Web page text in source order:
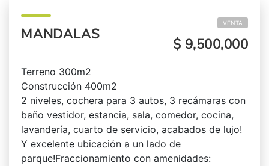
MANDALAS
VENTA
$ 9,500,000
Terreno 300m2
Construcción 400m2
2 niveles, cochera para 3 autos, 3 recámaras con
baño vestidor, estancia, sala, comedor, cocina,
lavandería, cuarto de servicio, acabados de lujo!
Y excelente ubicación a un lado de
parque!Fraccionamiento con amenidades: